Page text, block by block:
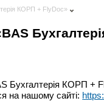
КОРП + FlyDoc»
Бухгалтерія КОРП +
на нашому сайті: